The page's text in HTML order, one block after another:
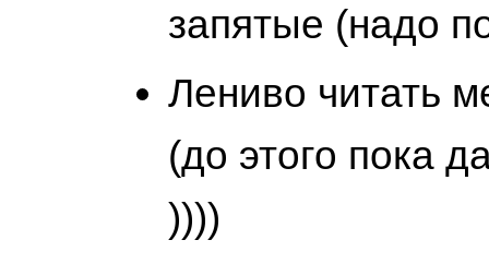
запятые (надо
Лениво читать
(до этого пока
))))